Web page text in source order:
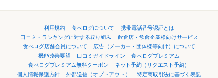
利用規約 食べログについて
携帯電話番号認証とは
口コミ・ランキングに対する取り組み
飲食店・飲食企業様向けサービス
食べログ店舗会員について
広告（メーカー・団体様等向け）について
機能改善要望
口コミガイドライン
食べログプレミアム
食べログプレミアム無料クーポン
ネット予約（リクエスト予約）
個人情報保護方針
外部送信（オプトアウト）
特定商取引法に基づく表記